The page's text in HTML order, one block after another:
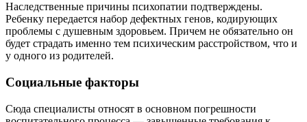
Наследственные причины психопатии подтверждены.
Ребенку передается набор дефектных генов, кодирующих
проблемы с душевным здоровьем. Причем не обязательно он
будет страдать именно тем психическим расстройством, что и
у одного из родителей.
Социальные факторы
Сюда специалисты относят в основном погрешности